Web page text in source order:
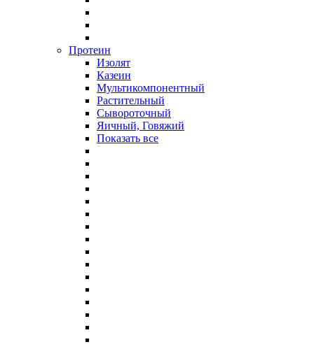
Протеин
Изолят
Казеин
Мультикомпонентный
Растительный
Сывороточный
Яичный, Говяжий
Показать все